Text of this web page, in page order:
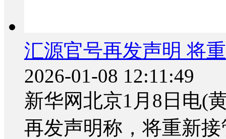
汇源官号再发声明 将
2026-01-08 12:11:49
新华网北京1月8日电(
再发声明称，将重新